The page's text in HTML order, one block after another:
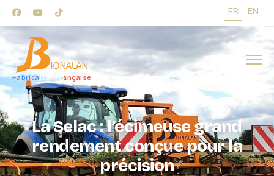
FR EN
Fabrication française
La Selac : l’écimeuse grand
rendement conçue pour la
précision